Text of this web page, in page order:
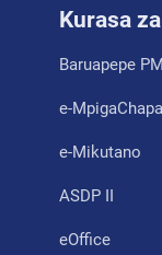
Kurasa
Baruapepe
e-MpigaChapa
e-Mikutano
ASDP II
eOffice